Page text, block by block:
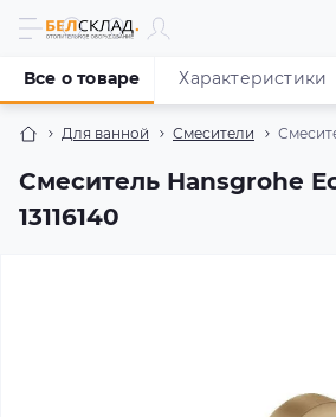
Для ванной Смесители
Смеситель Hansgrohe
13116140
Все о товаре Характеристики